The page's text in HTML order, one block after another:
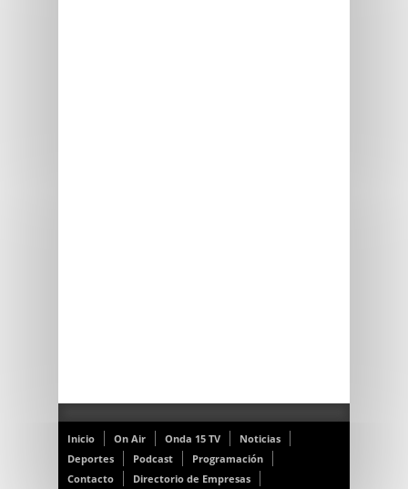
Inicio On Air Onda 15 TV
Noticias
Deportes
Podcast
Programación
Contacto
Directorio de Empresas